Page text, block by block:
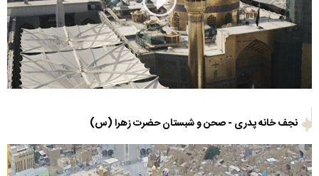
نجف خانه پدری - صحن و شبستان حضرت زهرا (س)